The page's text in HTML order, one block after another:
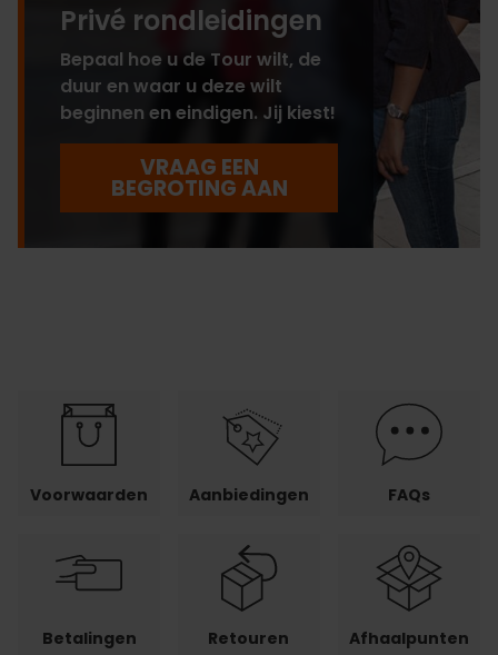
Privé rondleidingen
Bepaal hoe u de Tour wilt, de
duur en waar u deze wilt
beginnen en eindigen. Jij kiest!
VRAAG EEN
BEGROTING AAN
Voorwaarden Aanbiedingen FAQs
Betalingen Retouren Afhaalpunten